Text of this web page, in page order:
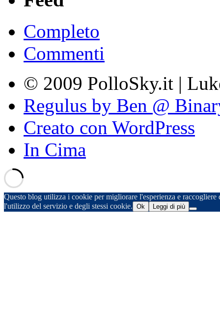
Completo
Commenti
© 2009 PolloSky.it |
Regulus by Ben @
Creato con WordPress
In Cima
Questo blog utilizza i cookie per migliorare l'esperienza e
l'utilizzo del servizio e degli stessi cookie. Ok Leggi di più